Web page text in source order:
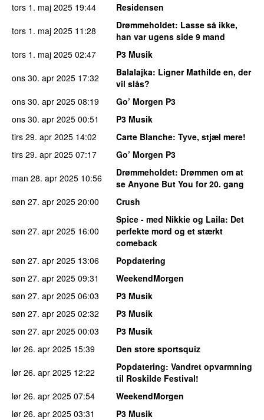
tors 1. maj 2025 19:44
Residensen
tors 1. maj 2025 11:28 Drømmeholdet: Lasse så ikke,
han var ugens side 9 mand
tors 1. maj 2025 02:47
P3 Musik
ons 30. apr 2025 17:32 Balalajka: Ligner Mathilde en, der
vil slås?
ons 30. apr 2025 08:19
Go’ Morgen P3
ons 30. apr 2025 00:51
P3 Musik
tirs 29. apr 2025 14:02 Carte Blanche: Tyve, stjæl mere!
tirs 29. apr 2025 07:17
Go’ Morgen P3
man 28. apr 2025 10:56 Drømmeholdet: Drømmen om at
se Anyone But You for 20. gang
søn 27. apr 2025 20:00 Crush
søn 27. apr 2025 16:00
Spice - med Nikkie og Laila: Det
perfekte mord og et stærkt
comeback
søn 27. apr 2025 13:06
Popdatering
søn 27. apr 2025 09:31
WeekendMorgen
søn 27. apr 2025 06:03
P3 Musik
søn 27. apr 2025 02:32
P3 Musik
søn 27. apr 2025 00:03
P3 Musik
lør 26. apr 2025 15:39
Den store sportsquiz
lør 26. apr 2025 12:22 Popdatering: Vandret opvarmning
til Roskilde Festival!
lør 26. apr 2025 07:54
WeekendMorgen
lør 26. apr 2025 03:31
P3 Musik